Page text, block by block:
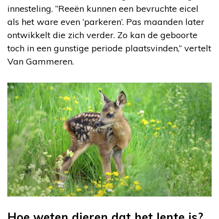
innesteling. “Reeën kunnen een bevruchte eicel
als het ware even ‘parkeren’. Pas maanden later
ontwikkelt die zich verder. Zo kan de geboorte
toch in een gunstige periode plaatsvinden,” vertelt
Van Gammeren.